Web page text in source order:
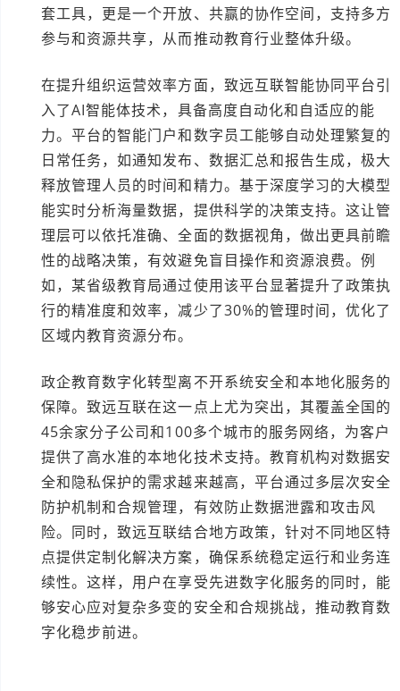
套工具，更是一个开放、共赢的协作空间，支持多方
参与和资源共享，从而推动教育行业整体升级。
在提升组织运营效率方面，致远互联智能协同平台引
入了AI智能体技术，具备高度自动化和自适应的能
力。平台的智能门户和数字员工能够自动处理繁复的
日常任务，如通知发布、数据汇总和报告生成，极大
释放管理人员的时间和精力。基于深度学习的大模型
能实时分析海量数据，提供科学的决策支持。这让管
理层可以依托准确、全面的数据视角，做出更具前瞻
性的战略决策，有效避免盲目操作和资源浪费。例
如，某省级教育局通过使用该平台显著提升了政策执
行的精准度和效率，减少了30%的管理时间，优化了
区域内教育资源分布。
政企教育数字化转型离不开系统安全和本地化服务的
保障。致远互联在这一点上尤为突出，其覆盖全国的
45余家分子公司和100多个城市的服务网络，为客户
提供了高水准的本地化技术支持。教育机构对数据安
全和隐私保护的需求越来越高，平台通过多层次安全
防护机制和合规管理，有效防止数据泄露和攻击风
险。同时，致远互联结合地方政策，针对不同地区特
点提供定制化解决方案，确保系统稳定运行和业务连
续性。这样，用户在享受先进数字化服务的同时，能
够安心应对复杂多变的安全和合规挑战，推动教育数
字化稳步前进。